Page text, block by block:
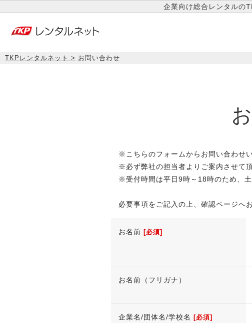
企業向け総合レンタルの
TKPレンタルネット お問い合わせ
※こちらのフォームからお問い合わせ
※必ず弊社の担当者よりご案内させて
※受付時間は平日9時～18時のため、
必要事項をご記入の上、確認ページへ
お名前 [必須]
お名前（フリガナ）
企業名/団体名/学校名 [必須]